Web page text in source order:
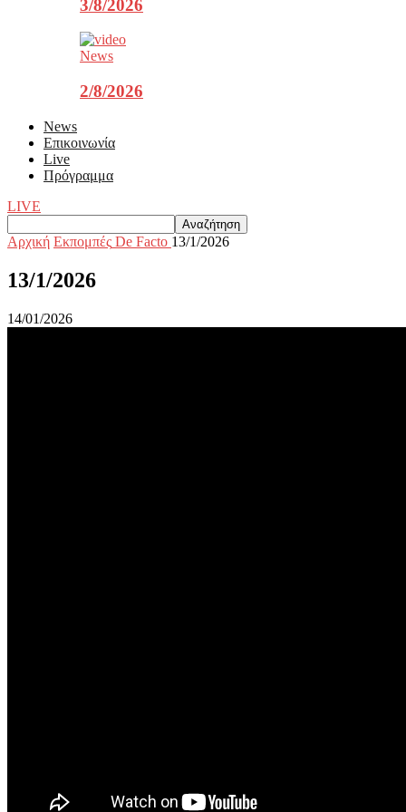
3/8/2026
News
2/8/2026
News
Επικοινωνία
Live
Πρόγραμμα
LIVE
Αρχική Εκπομπές De Facto 13/1/2026
13/1/2026
14/01/2026